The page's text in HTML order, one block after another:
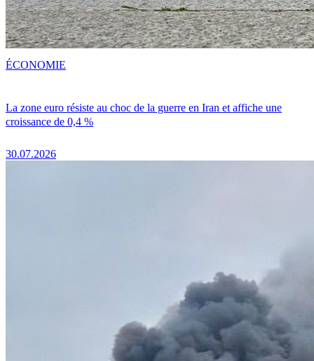
La zone euro résiste au choc de la guerre en Iran et affiche une
croissance de 0,4 %
30.07.2026
ÉCONOMIE